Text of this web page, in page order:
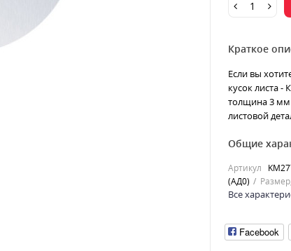
Краткое
Если вы
кусок листа
толщина 3 мм
листовой
Общие
Артикул
(АД0)
Все
Facebook